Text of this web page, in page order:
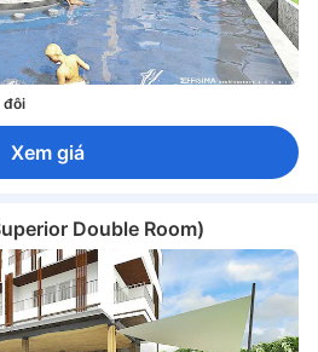
đôi
Xem giá
Double Room)